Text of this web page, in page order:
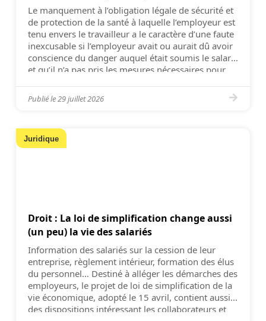
Le manquement à l’obligation légale de sécurité et
de protection de la santé à laquelle l’employeur est
tenu envers le travailleur a le caractère d’une faute
inexcusable si l’employeur avait ou aurait dû avoir
conscience du danger auquel était soumis le salarié
et qu’il n’a pas pris les mesures nécessaires pour
Publié le29 juillet 2026
Juridique
Droit : La loi de simplification change aussi
(un peu) la vie des salariés
Information des salariés sur la cession de leur
entreprise, règlement intérieur, formation des élus
du personnel… Destiné à alléger les démarches des
employeurs, le projet de loi de simplification de la
vie économique, adopté le 15 avril, contient aussi
des dispositions intéressant les collaborateurs et